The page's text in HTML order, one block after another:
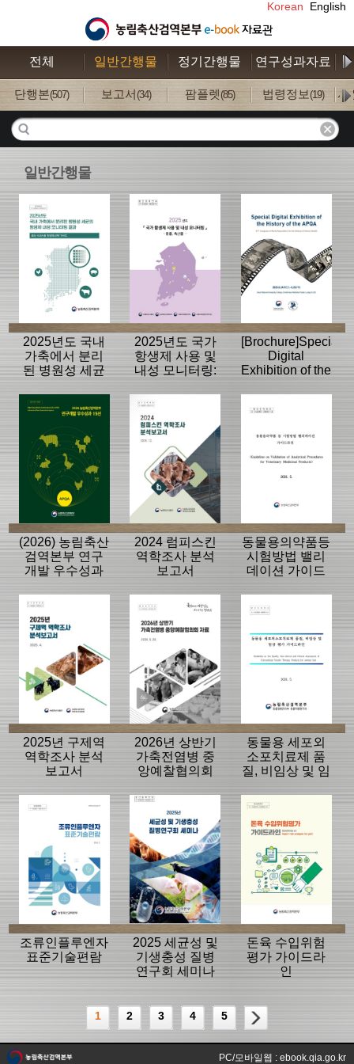
Korean English
전체 일반간행물 정기간행물 연구성과자료
단행본(507) 보고서 (34) 팜플렛 (85) 법령정보(19) 사
일반간행물
2025년도 국내
가축에서 분리
된 병원성 세균
모니터링 결과
2025년도 국가
항생제 사용 및
내성 모니터링:
[Brochure]Special
Digital
Exhibition of the
APQA
(2026) 농림축산
검역본부 연구
개발 우수성과
2024 럼피스킨
역학조사 분석
보고서
동물용의약품등
시험방법 밸리
데이션 가이드
2025년 구제역
역학조사 분석
보고서
2026년 상반기
가축전염병 중
앙예찰협의회
동물용 세포외
소포치료제 품
질, 비임상 및 임
라인
조류인플루엔자
표준기술편람
2025 세균성 및
기생충성 질병
연구회 세미나
돈육 수입위험
평가 가이드라
인
1 2 3 4 5
PC/모바일웹 : ebook.qia.go.kr